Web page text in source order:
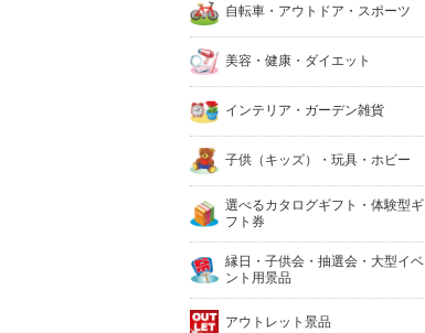
自転車・アウトドア・スポーツ
美容・健康・ダイエット
インテリア・ガーデン雑貨
子供（キッズ）・玩具・ホビー
選べるカタログギフト・体験型ギ
フト券
縁日・子供会・抽選会・大型イベ
ント用景品
アウトレット景品